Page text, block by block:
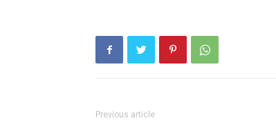
Previous article